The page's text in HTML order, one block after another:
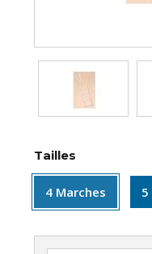
Tailles
4 Marches 5